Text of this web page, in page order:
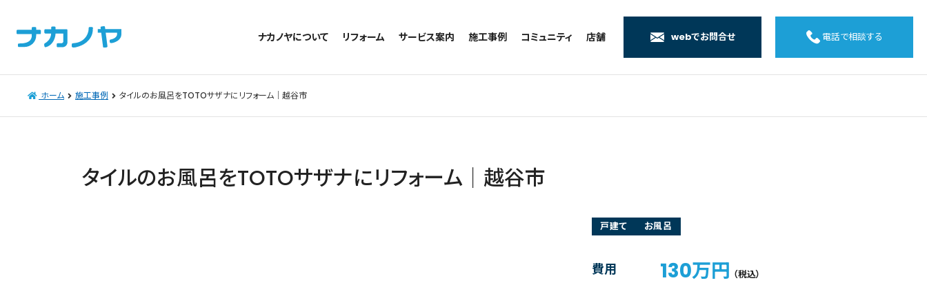
ナカノヤについて リフォーム
お風呂のリフォーム
洗面台のリフォーム
水回りのリフォーム
サービス案内
相談室・よくある質問
施工事例
トイレの施工事例
キッチンの施工事例
コミュニティ
アルブル通信
ブログ
協力会社様専用
店舗
墨田店
日本橋店
webでお問合せ 電話で相談する
ホーム 施工事例 タイルのお風呂をTOTOサザナにリフォーム｜越谷市
タイルのお風呂をTOTOサザナにリフォーム｜越谷市
戸建て お風呂
費用 130万円 （税込）